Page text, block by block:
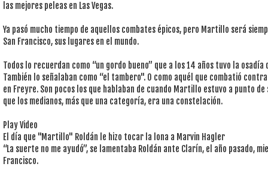
las mejores peleas en Las Vegas.
Ya pasó mucho tiempo de aquellos combates épicos, pero Martillo será
San Francisco, sus lugares en el mundo.
Todos lo recuerdan como “un gordo bueno” que a los 14 años tuvo la
También lo señalaban como “el tambero". O como aquél que combatió
en Freyre. Son pocos los que hablaban de cuando Martillo estuvo a punto
que los medianos, más que una categoría, era una constelación.
Play Video
El día que "Martillo" Roldán le hizo tocar la lona a Marvin Hagler
“La suerte no me ayudó”, se lamentaba Roldán ante Clarín, el año pasado,
Francisco.